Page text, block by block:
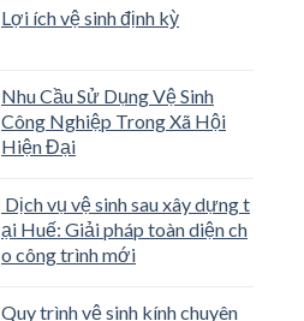
Lợi ích vệ sinh định kỳ
Nhu Cầu Sử Dụng Vệ Sinh
Công Nghiệp Trong Xã Hội
Hiện Đại
Dịch vụ vệ sinh sau xây dựng t
ại Huế: Giải pháp toàn diện ch
o công trình mới
Quy trình vệ sinh kính chuyên